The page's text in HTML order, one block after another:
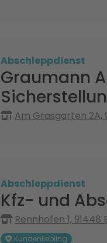
Abschleppdienst
Graumann
Am Grasgarten 2A,
Abschleppdienst
Kfz- und
Rennhofen 1, 91448
Kundenliebling